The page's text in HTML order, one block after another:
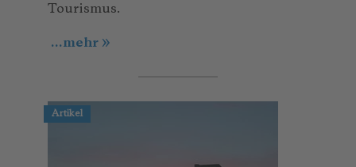
Tourismus.
...mehr
Artikel